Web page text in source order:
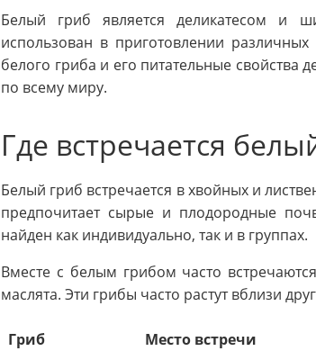
Белый гриб является деликатесом и
использован в приготовлении
белого гриба и его питательные свойства
по всему миру.
Где встречается
Белый гриб встречается в хвойных и
предпочитает сырые и плодородные
найден как индивидуально, так и в группах.
Вместе с белым грибом часто
маслята. Эти грибы часто растут вблизи
Гриб
Место встречи